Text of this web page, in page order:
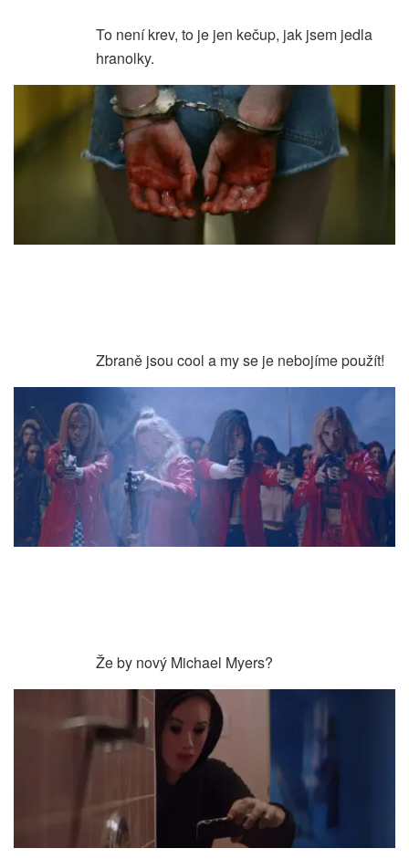
To není krev, to je jen kečup, jak jsem jedla
hranolky.
Zbraně jsou cool a my se je nebojíme použít!
Že by nový Michael Myers?